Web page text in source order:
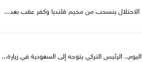
الاحتلال ينسحب من مخيم قلنديا وكفر عقب بعد...
اليوم.. الرئيس التركي يتوجه إلى السعودية في زيارة...